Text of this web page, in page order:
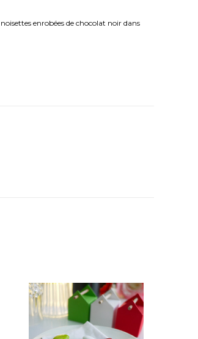
enrobées de chocolat noir dans